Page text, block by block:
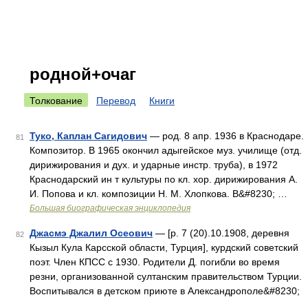
родной+очаг
Толкование Перевод Книги
81 Туко, Каплан Сагидович — род. 8 апр. 1936 в Краснодаре.
Композитор. В 1965 окончил адыгейское муз. училище (отд.
дирижирования и дух. и ударные инстр. труба), в 1972
Краснодарский ин т культуры по кл. хор. дирижирования А.
И. Попова и кл. композиции Н. М. Хлопкова. В&#8230; …
Большая биографическая энциклопедия
82 Джасмэ Джалил Осеович — [р. 7 (20).10.1908, деревня
Кызыл Кула Карсской области, Турция], курдский советский
поэт. Член КПСС с 1930. Родители Д. погибли во время
резни, организованной султанским правительством Турции.
Воспитывался в детском приюте в Александрополе&#8230;